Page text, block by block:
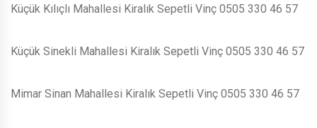
Küçük Kılıçlı Mahallesi Kiralık Sepetli Vinç 0505 330 46 57
Küçük Sinekli Mahallesi Kiralık Sepetli Vinç 0505 330 46 57
Mimar Sinan Mahallesi Kiralık Sepetli Vinç 0505 330 46 57